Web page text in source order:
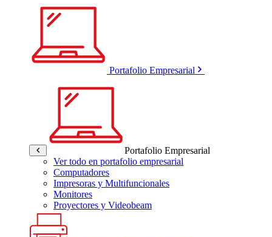
Portafolio Empresarial
Portafolio Empresarial
Ver todo en portafolio empresarial
Computadores
Impresoras y Multifuncionales
Monitores
Proyectores y Videobeam